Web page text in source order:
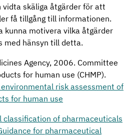
vidta skäliga åtgärder för att
få tillgång till informationen.
kunna motivera vilka åtgärder
med hänsyn till detta.
Agency, 2006. Committee
for human use (CHMP).
risk assessment of
for human use
classification of pharmaceuticals
for pharmaceutical